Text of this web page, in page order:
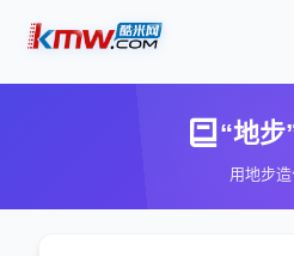
“地步
用地步造